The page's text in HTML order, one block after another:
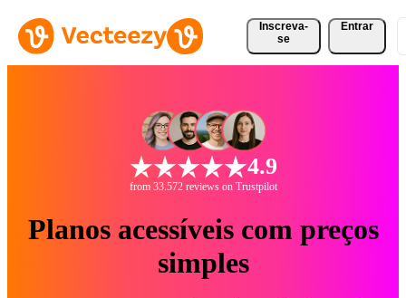
Inscreva-
se
Entrar
4.9
from 33.572 reviews on Trustpilot
Planos acessíveis com preços
simples